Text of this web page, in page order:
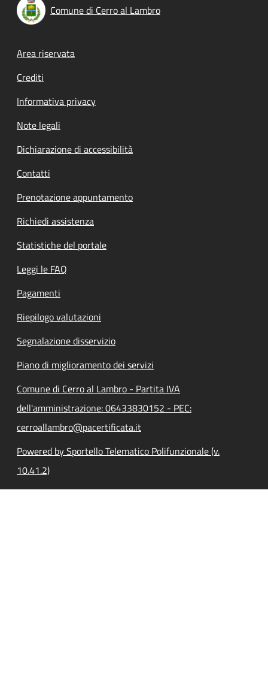
Comune di Cerro al Lambro
Footer menu
Area riservata
Crediti
Informativa privacy
Note legali
Dichiarazione di accessibilità
Contatti
Prenotazione appuntamento
Richiedi assistenza
Statistiche del portale
Leggi le FAQ
Pagamenti
Riepilogo valutazioni
Segnalazione disservizio
Piano di miglioramento dei servizi
Comune di Cerro al Lambro - Partita IVA
dell'amministrazione: 06433830152 - PEC:
cerroallambro@pacertificata.it
Powered by Sportello Telematico Polifunzionale (v.
10.41.2)